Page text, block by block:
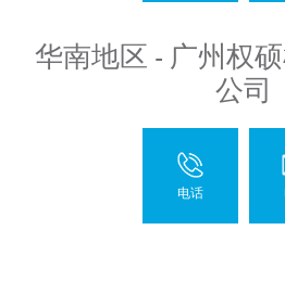
华南地区 - 广州权
公司